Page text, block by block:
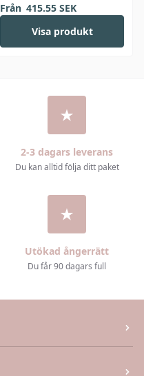
Från 415.55SEK
Visa produkt
2-3 dagars leverans
Du kan alltid följa ditt paket
Utökad ångerrätt
Du får 90 dagars full